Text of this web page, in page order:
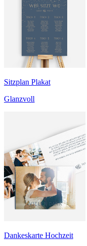
Sitzplan Plakat
Glanzvoll
Dankeskarte Hochzeit